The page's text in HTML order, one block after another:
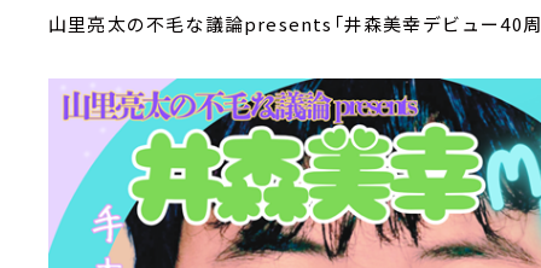
山里亮太の不毛な議論presents「井森美幸デビュー40